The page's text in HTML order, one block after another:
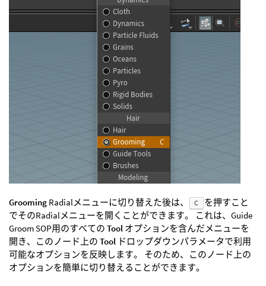
Grooming Radialメニューに切り替えた後は、 C
を押すこと
でそのRadialメニューを開くことができます。 これは、Guide
Groom SOP用のすべての Tool オプションを含んだメニューを
開き、このノード上の Tool ドロップダウンパラメータで利用
可能なオプションを反映します。 そのため、このノード上の
オプションを簡単に切り替えることができます。